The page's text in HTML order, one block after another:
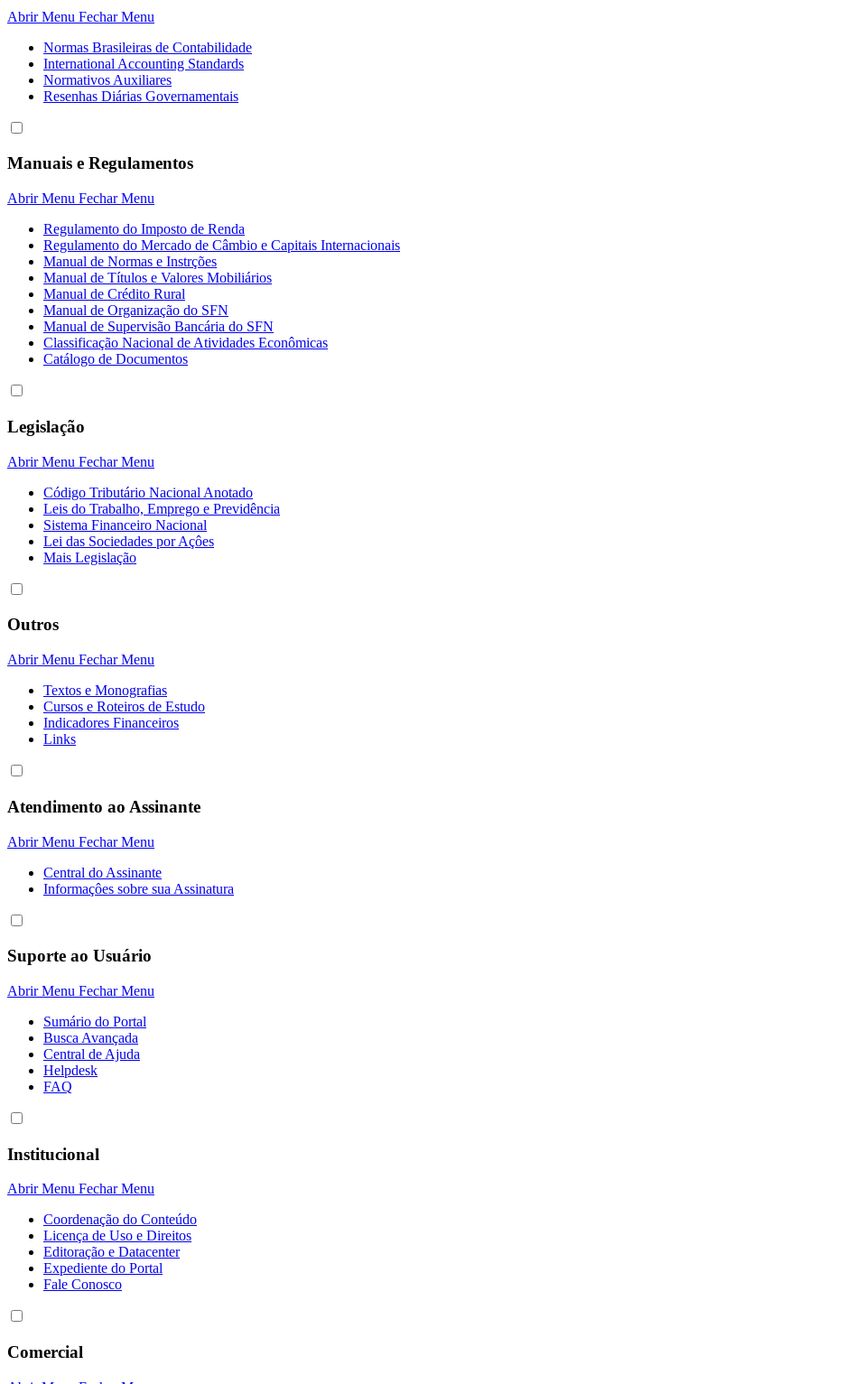
Abrir Menu Fechar Menu
Normas Brasileiras de Contabilidade
International Accounting Standards
Normativos Auxiliares
Resenhas Diárias Governamentais
Manuais e Regulamentos
Abrir Menu Fechar Menu
Regulamento do Imposto de Renda
Regulamento do Mercado de Câmbio e Capitais Internacionais
Manual de Normas e Instrções
Manual de Títulos e Valores Mobiliários
Manual de Crédito Rural
Manual de Organização do SFN
Manual de Supervisão Bancária do SFN
Classificação Nacional de Atividades Econômicas
Catálogo de Documentos
Legislação
Abrir Menu Fechar Menu
Código Tributário Nacional Anotado
Leis do Trabalho, Emprego e Previdência
Sistema Financeiro Nacional
Lei das Sociedades por Açôes
Mais Legislação
Outros
Abrir Menu Fechar Menu
Textos e Monografias
Cursos e Roteiros de Estudo
Indicadores Financeiros
Links
Atendimento ao Assinante
Abrir Menu Fechar Menu
Central do Assinante
Informaçôes sobre sua Assinatura
Suporte ao Usuário
Abrir Menu Fechar Menu
Sumário do Portal
Busca Avançada
Central de Ajuda
Helpdesk
FAQ
Institucional
Abrir Menu Fechar Menu
Coordenação do Conteúdo
Licença de Uso e Direitos
Editoração e Datacenter
Expediente do Portal
Fale Conosco
Comercial